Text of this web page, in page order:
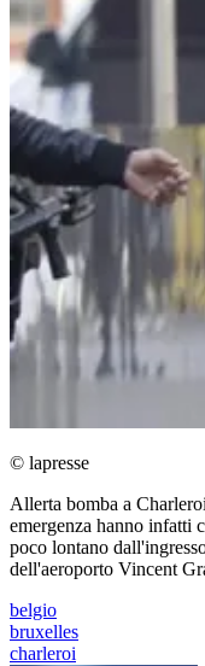
© lapresse
Allerta bomba a
emergenza hanno infatti
poco lontano
dell'aeroporto Vincent
belgio
bruxelles
charleroi